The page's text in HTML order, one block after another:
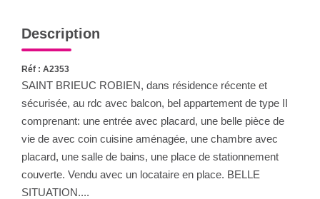
Description
Réf : A2353
SAINT BRIEUC ROBIEN, dans résidence récente et
sécurisée, au rdc avec balcon, bel appartement de type II
comprenant: une entrée avec placard, une belle pièce de
vie de avec coin cuisine aménagée, une chambre avec
placard, une salle de bains, une place de stationnement
couverte. Vendu avec un locataire en place. BELLE
SITUATION....